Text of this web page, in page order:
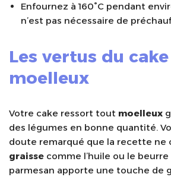
Enfournez à 160°C pendant
n’est pas nécessaire de
Les vertus du
moelleux
Votre cake ressort tout moelleux
des légumes en bonne quantité.
doute remarqué que la recette ne
graisse comme l’huile ou le
parmesan apporte une touche de